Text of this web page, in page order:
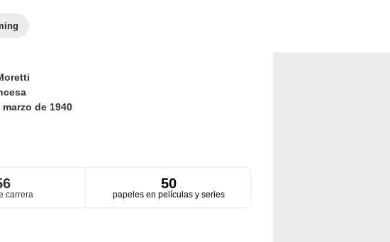
marzo de 1940
carrera
50
papeles en películas y series